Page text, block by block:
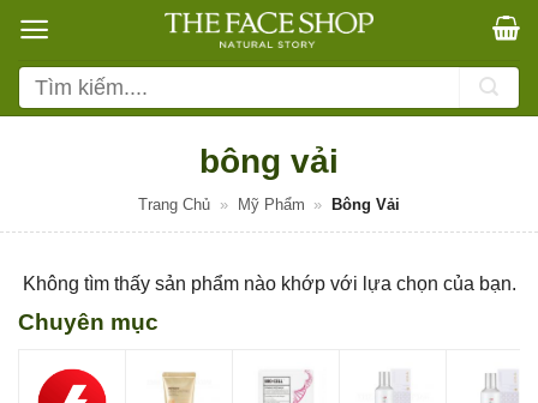
qua
nội
dung
Tìm
kiếm:
bông vải
Trang Chủ » Mỹ Phẩm » Bông Vải
Không tìm thấy sản phẩm nào khớp với lựa chọn của bạn.
Chuyên mục